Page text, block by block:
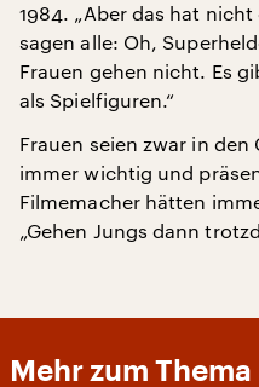
1984. „Aber das hat
sagen alle: Oh,
Frauen gehen nicht. Es
als Spielfiguren.“
Frauen seien zwar in
immer wichtig und
Filmemacher hätten
„Gehen Jungs dann
Mehr zum Thema